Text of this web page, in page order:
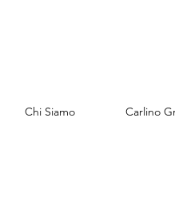
Chi Siamo Carlino